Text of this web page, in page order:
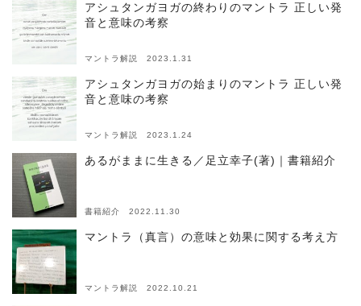
アシュタンガヨガの終わりのマントラ 正しい発
音と意味の考察
マントラ解説 2023.1.31
アシュタンガヨガの始まりのマントラ 正しい発
音と意味の考察
マントラ解説 2023.1.24
あるがままに生きる／足立幸子(著)｜書籍紹介
書籍紹介 2022.11.30
マントラ（真言）の意味と効果に関する考え方
マントラ解説 2022.10.21